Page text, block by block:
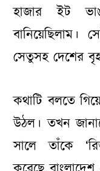
হাজার ইট
বানিয়েছিলাম।
সেতুসহ দেশের
কথাটি বলতে
উঠল। তখন
সালে তাঁকে